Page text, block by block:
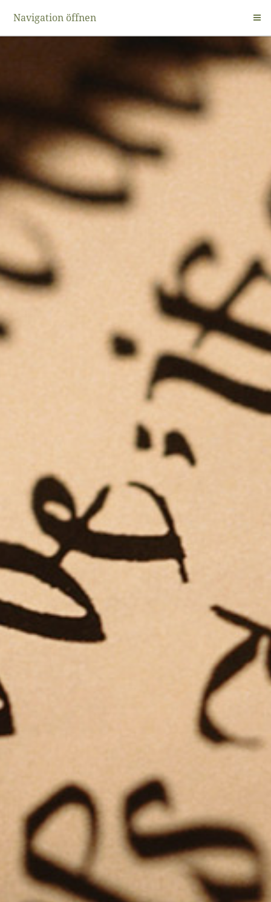
Navigation öffnen